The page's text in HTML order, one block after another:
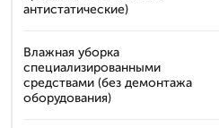
антистатические)
Влажная уборка
специализированными
средствами (без демонтажа
оборудования)